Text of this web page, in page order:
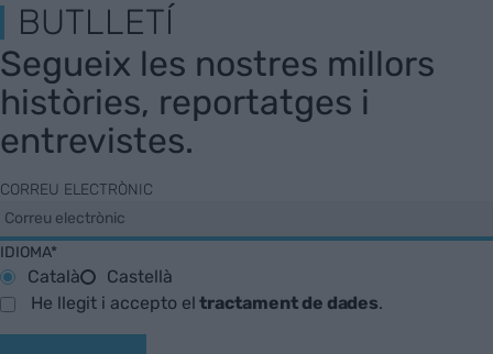
BUTLLETÍ
Segueix les nostres millors
històries, reportatges i
entrevistes.
CORREU ELECTRÒNIC
IDIOMA*
Català
Castellà
He llegit i accepto eltractament de dades.